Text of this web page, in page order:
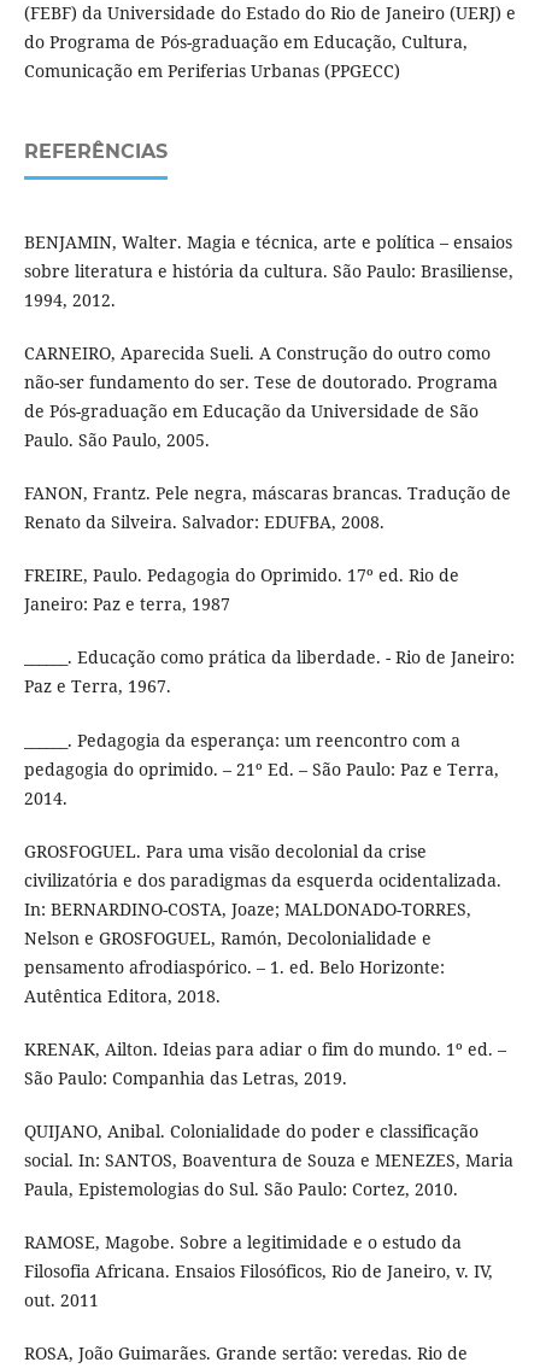
(FEBF) da Universidade do Estado do Rio de Janeiro (UERJ) e
do Programa de Pós-graduação em Educação, Cultura,
Comunicação em Periferias Urbanas (PPGECC)
REFERÊNCIAS
BENJAMIN, Walter. Magia e técnica, arte e política – ensaios
sobre literatura e história da cultura. São Paulo: Brasiliense,
1994, 2012.
CARNEIRO, Aparecida Sueli. A Construção do outro como
não-ser fundamento do ser. Tese de doutorado. Programa
de Pós-graduação em Educação da Universidade de São
Paulo. São Paulo, 2005.
FANON, Frantz. Pele negra, máscaras brancas. Tradução de
Renato da Silveira. Salvador: EDUFBA, 2008.
FREIRE, Paulo. Pedagogia do Oprimido. 17º ed. Rio de
Janeiro: Paz e terra, 1987
______. Educação como prática da liberdade. - Rio de Janeiro:
Paz e Terra, 1967.
______. Pedagogia da esperança: um reencontro com a
pedagogia do oprimido. – 21º Ed. – São Paulo: Paz e Terra,
2014.
GROSFOGUEL. Para uma visão decolonial da crise
civilizatória e dos paradigmas da esquerda ocidentalizada.
In: BERNARDINO-COSTA, Joaze; MALDONADO-TORRES,
Nelson e GROSFOGUEL, Ramón, Decolonialidade e
pensamento afrodiaspórico. – 1. ed. Belo Horizonte:
Autêntica Editora, 2018.
KRENAK, Ailton. Ideias para adiar o fim do mundo. 1º ed. –
São Paulo: Companhia das Letras, 2019.
QUIJANO, Anibal. Colonialidade do poder e classificação
social. In: SANTOS, Boaventura de Souza e MENEZES, Maria
Paula, Epistemologias do Sul. São Paulo: Cortez, 2010.
RAMOSE, Magobe. Sobre a legitimidade e o estudo da
Filosofia Africana. Ensaios Filosóficos, Rio de Janeiro, v. IV,
out. 2011
ROSA, João Guimarães. Grande sertão: veredas. Rio de